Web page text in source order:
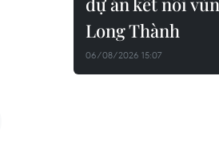
Long Thành
06/08/2026 15:07